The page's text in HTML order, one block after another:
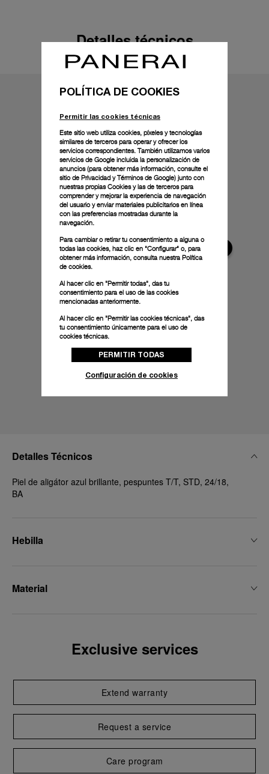
Detalles técnicos
Detalles Técnicos
Piel de aligátor azul brillante, pespuntes T/T, STD, 24/18,
BA
Hebilla
Material
Exclusive services
Extend warranty
Request a service
Care program
POLÍTICA DE COOKIES
Permitir las cookies técnicas
Este sitio web utiliza cookies, píxeles y tecnologías
similares de terceros para operar y ofrecer los
servicios correspondientes. También utilizamos varios
servicios de Google incluida la personalización de
anuncios (para obtener más información, consulte el
sitio de Privacidad y Términos de Google) junto con
nuestras propias Cookies y las de terceros para
comprender y mejorar la experiencia de navegación
del usuario y enviar materiales publicitarios en línea
con las preferencias mostradas durante la
navegación.
Para cambiar o retirar tu consentimiento a alguna o
todas las cookies, haz clic en "Configurar" o, para
obtener más información, consulta nuestra Política
de cookies.
Al hacer clic en "Permitir todas", das tu
consentimiento para el uso de las cookies
mencionadas anteriormente.
Al hacer clic en "Permitir las cookies técnicas", das
tu consentimiento únicamente para el uso de
cookies técnicas.
PERMITIR TODAS
Configuración de cookies